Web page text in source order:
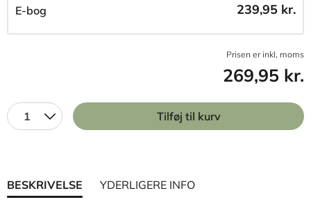
E-bog 239,95 kr.
Prisen er inkl, moms
269,95 kr.
1 Tilføj til kurv
BESKRIVELSE YDERLIGERE INFO